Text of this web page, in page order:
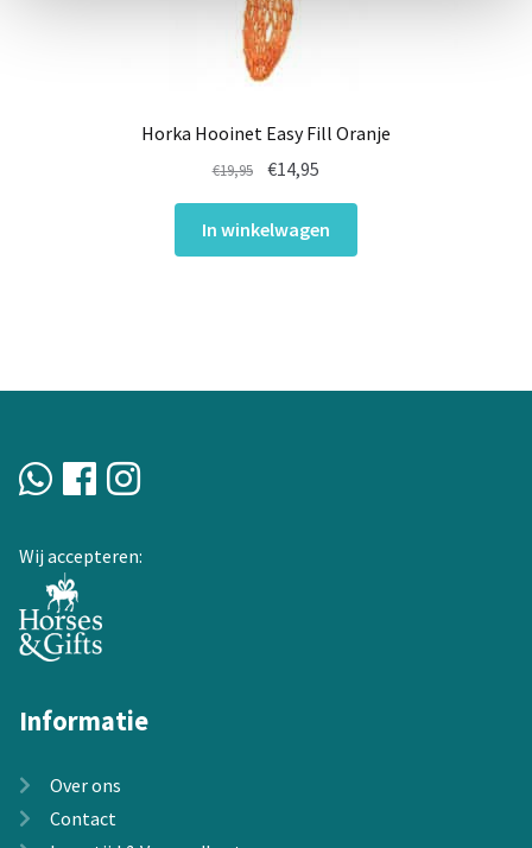
Horka Hooinet Easy Fill Oranje
€19,95
Oorspronkelijke
prijs
was:
€19,95.
€14,95
prijs
is:
€14,95.
In winkelwagen
Wij accepteren:
Informatie
Over ons
Contact